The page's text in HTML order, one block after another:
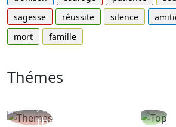
sagesse
réussite silence
mort
famille
Thémes
Autres
thèmes